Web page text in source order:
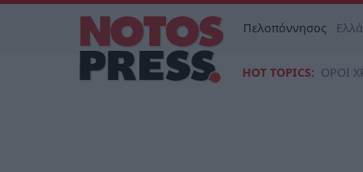
Πελοπόννησος
HOT TOPICS: ΟΡΟΙ